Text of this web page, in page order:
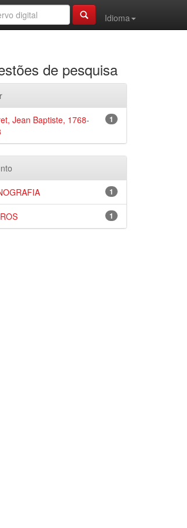
Idioma
de pesquisa
1
Jean Baptiste, 1768-
1
1